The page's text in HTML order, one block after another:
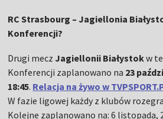
RC Strasbourg – Jagiellonia
Konferencji?
Drugi mecz Jagiellonii Białystokw
Konferencji zaplanowano na 23
18:45. Relacja na żywo w
W fazie ligowej każdy z klubów
Kolejne zaplanowano na: 6 listopada,